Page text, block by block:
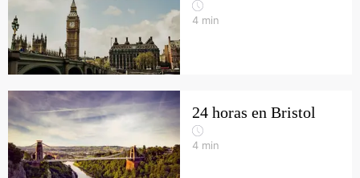
4 min
24 horas en Bristol
4 min